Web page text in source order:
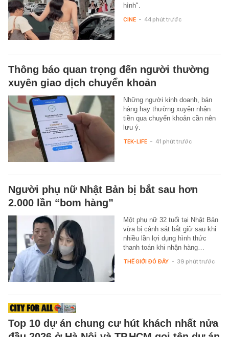
hình".
CINE - 44 phút trước
Thông báo quan trọng đến người thường
xuyên giao dịch chuyển khoản
Những người kinh doanh, bán
hàng hay thường xuyên nhận
tiền qua chuyển khoản cần nên
lưu ý.
TEK-LIFE - 41 phút trước
Người phụ nữ Nhật Bản bị bắt sau hơn
2.000 lần “bom hàng”
Một phụ nữ 32 tuổi tại Nhật Bản
vừa bị cảnh sát bắt giữ sau khi
nhiều lần lợi dụng hình thức
thanh toán khi nhận hàng…
THẾ GIỚI ĐÓ ĐÂY - 39 phút trước
Top 10 dự án chung cư hút khách nhất nửa